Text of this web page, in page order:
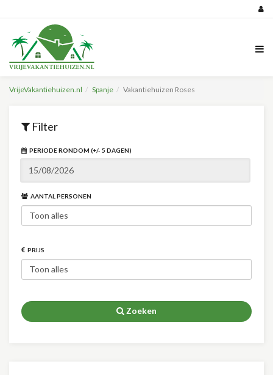
VrijeVakantiehuizen.nl Spanje Vakantiehuizen Roses
Filter
PERIODE RONDOM (+/- 5 DAGEN)
AANTAL PERSONEN
PRIJS
Zoeken